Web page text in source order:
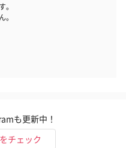
も更新中！
チェック